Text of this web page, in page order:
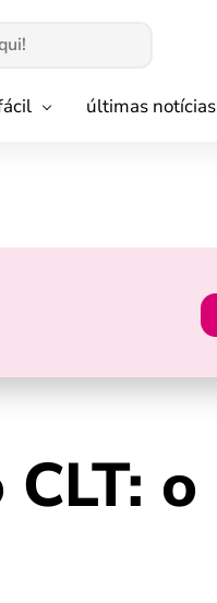
últimas notícias
o